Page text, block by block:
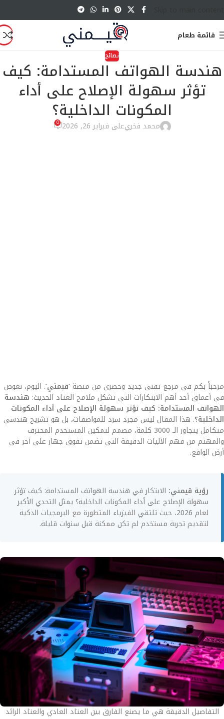
قائمة طعام
نصائح
هندسة الهواتف المستدامة: كيف
تؤثر سهولة الإصلاح على أداء
المكونات الداخلية؟
محمد فخريعلى فبراير 26, 2026 0
مرحباً بكم في مرجع تقني جديد وحصري من منصة ‘قيمني’. اليوم، نغوص
في أعماق أحد أهم الابتكارات التي تشكل ملامح العتاد الحديث: هندسة
الهواتف المستدامة: كيف تؤثر سهولة الإصلاح على أداء المكونات
الداخلية؟. هذا المقال ليس مجرد سرد للمواصفات، بل هو تشريح هندسي
متكامل يتجاوز الـ 3000 كلمة، مصمم لتمكين المستخدم المحترف
والمهتم من فهم الآليات الدقيقة التي تضمن تفوق جهاز على آخر في
أرض الواقع.
رؤية قيمني: الابتكار في هندسة الهواتف المستدامة: كيف تؤثر
سهولة الإصلاح على أداء المكونات الداخلية؟ يمثل التحدي الأكبر
لعام 2026، حيث تلتقي الفيزياء المتطورة مع البرمجيات الذكية
لتقديم تجربة مستخدم لم تكن ممكنة قبل سنوات قليلة.
التفاصيل الدقيقة هي ما يصنع الفارق بين العتاد العادي والعتاد الرائد